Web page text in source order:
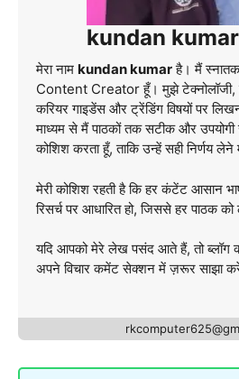
kundan kumar
मेरा नाम kundan kumarहै। मैं
Content Creator हूँ। मुझे टेक्नोलॉजी,
करियर गाइडेंस और ट्रेंडिंग विषयों पर
माध्यम से मैं पाठकों तक सटीक और उपयोगी
कोशिश करता हूँ, ताकि उन्हें सही निर्णय
मेरी कोशिश रहती है कि हर कंटेंट आसान
रिसर्च पर आधारित हो, जिससे हर पाठक को
यदि आपको मेरे लेख पसंद आते हैं, तो ब्लॉग
अपने विचार कमेंट सेक्शन में ज़रूर साझा